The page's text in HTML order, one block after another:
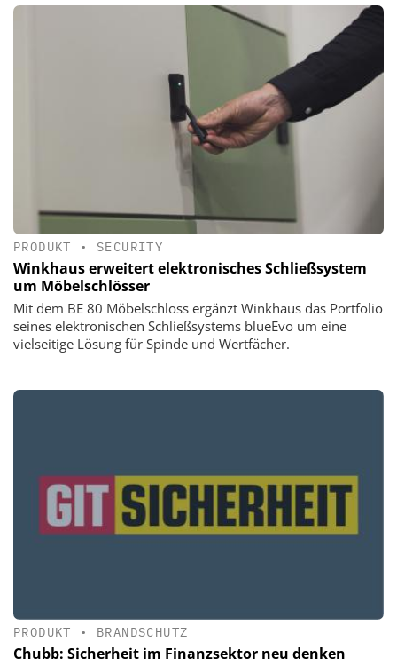
PRODUKT • SECURITY
Winkhaus erweitert elektronisches Schließsystem
um Möbelschlösser
Mit dem BE 80 Möbelschloss ergänzt Winkhaus das Portfolio
seines elektronischen Schließsystems blueEvo um eine
vielseitige Lösung für Spinde und Wertfächer.
PRODUKT • BRANDSCHUTZ
Chubb: Sicherheit im Finanzsektor neu denken